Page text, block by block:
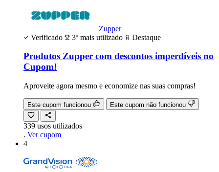
Zupper
Verificado
3º mais utilizado Destaque
Produtos Zupper com descontos imperdíveis no
Cupom!
Aproveite agora mesmo e economize nas suas compras!
Este cupom funcionou Este cupom não funcionou
339 usos utilizados
. Ver cupom
4